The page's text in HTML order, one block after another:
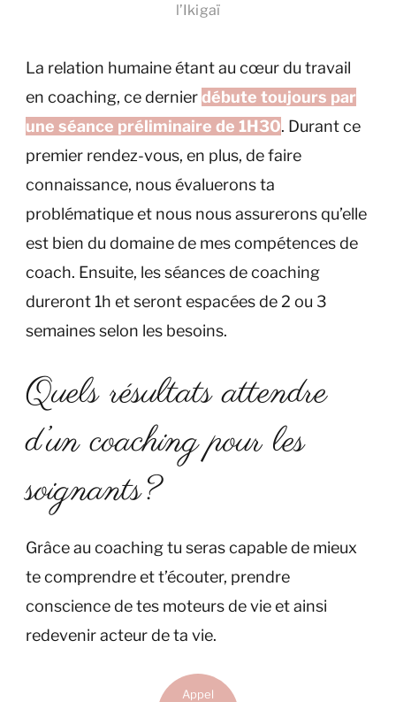
l’Ikigaï
La relation humaine étant au cœur du travail
en coaching, ce dernierdébute toujours par
une séance préliminaire de 1H30. Durant ce
premier rendez-vous, en plus, de faire
connaissance, nous évaluerons ta
problématique et nous nous assurerons qu’elle
est bien du domaine de mes compétences de
coach. Ensuite, les séances de coaching
dureront 1h et seront espacées de 2 ou 3
semaines selon les besoins.
Quels résultats attendre
d’un coaching pour les
soignants?
Grâce au coaching tu seras capable de mieux
te comprendre et t’écouter, prendre
conscience de tes moteurs de vie et ainsi
redevenir acteur de ta vie.
Appel